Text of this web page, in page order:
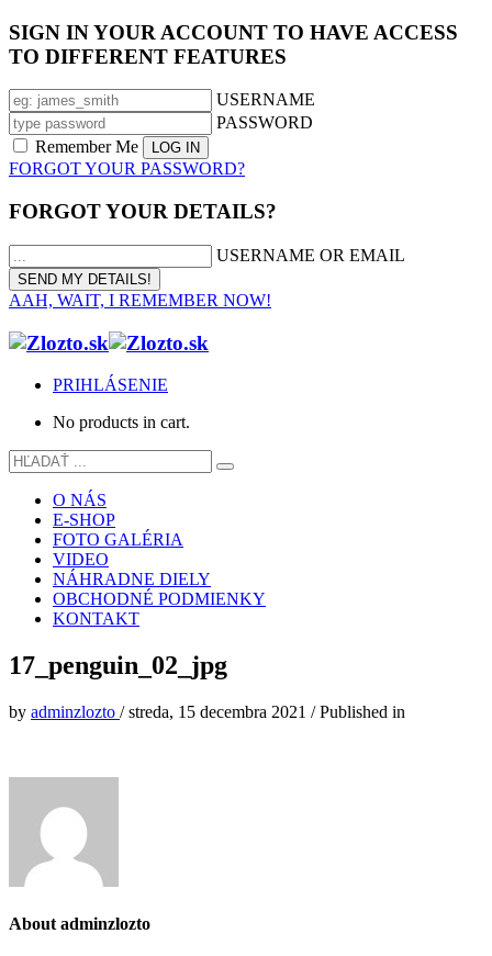
SIGN IN YOUR ACCOUNT TO HAVE ACCESS
TO DIFFERENT FEATURES
USERNAME
PASSWORD
Remember Me
FORGOT YOUR PASSWORD?
FORGOT YOUR DETAILS?
USERNAME OR EMAIL
AAH, WAIT, I REMEMBER NOW!
PRIHLÁSENIE
No products in cart.
O NÁS
E-SHOP
FOTO GALÉRIA
VIDEO
NÁHRADNE DIELY
OBCHODNÉ PODMIENKY
KONTAKT
17_penguin_02_jpg
by adminzlozto /streda, 15 decembra 2021 /Published in
About adminzlozto